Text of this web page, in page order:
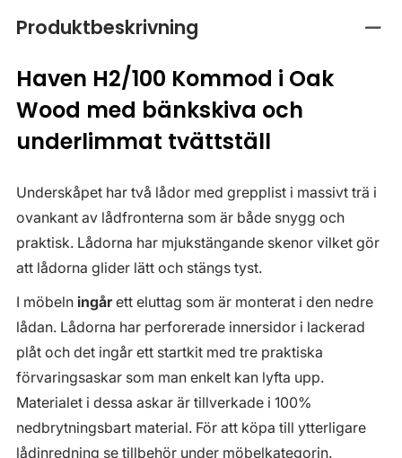
Produktbeskrivning
Haven H2/100 Kommod i Oak
Wood med bänkskiva och
underlimmat tvättställ
Underskåpet har två lådor med grepplist i massivt trä i
ovankant av lådfronterna som är både snygg och
praktisk. Lådorna har mjukstängande skenor vilket gör
att lådorna glider lätt och stängs tyst.
I möbeln ingårett eluttag som är monterat i den nedre
lådan. Lådorna har perforerade innersidor i lackerad
plåt och det ingår ett startkit med tre praktiska
förvaringsaskar som man enkelt kan lyfta upp.
Materialet i dessa askar är tillverkade i 100%
nedbrytningsbart material. För att köpa till ytterligare
lådinredning se tillbehör under möbelkategorin.